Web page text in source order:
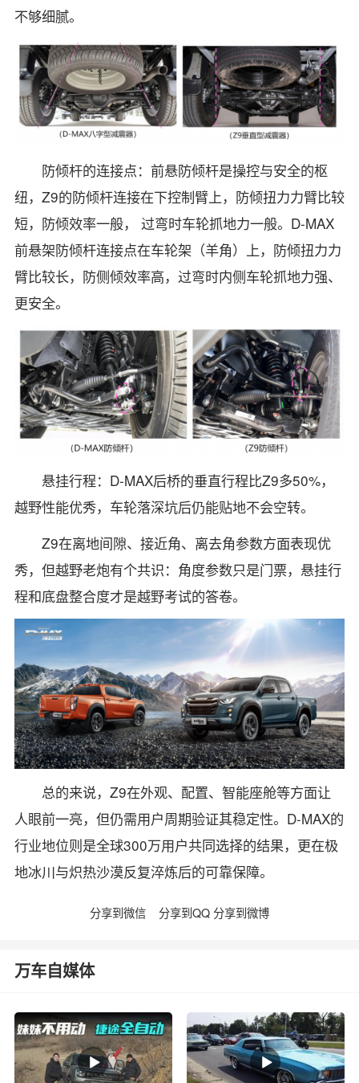
不够细腻。
防倾杆的连接点：前悬防倾杆是操控与安全的枢
纽，Z9的防倾杆连接在下控制臂上，防倾扭力力臂比较
短，防倾效率一般， 过弯时车轮抓地力一般。D-MAX
前悬架防倾杆连接点在车轮架（羊角）上，防倾扭力力
臂比较长，防侧倾效率高，过弯时内侧车轮抓地力强、
更安全。
悬挂行程：D-MAX后桥的垂直行程比Z9多50%，
越野性能优秀，车轮落深坑后仍能贴地不会空转。
Z9在离地间隙、接近角、离去角参数方面表现优
秀，但越野老炮有个共识：角度参数只是门票，悬挂行
程和底盘整合度才是越野考试的答卷。
总的来说，Z9在外观、配置、智能座舱等方面让
人眼前一亮，但仍需用户周期验证其稳定性。D-MAX的
行业地位则是全球300万用户共同选择的结果，更在极
地冰川与炽热沙漠反复淬炼后的可靠保障。
分享到微信 分享到QQ 分享到微博
万车自媒体